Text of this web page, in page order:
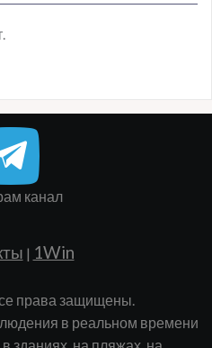
канал
| 1Win
права защищены.
в реальном времени